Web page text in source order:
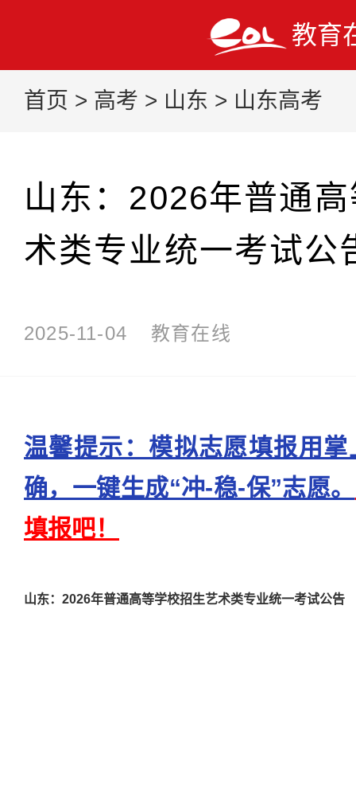
教育
首页 > 高考 > 山东 > 山东高考
山东：2026年普通
术类专业统一考试公
2025-11-04 教育在线
温馨提示：模拟志愿填报用
确，一键生成“冲-稳-保”志愿。
填报吧！
山东：2026年普通高等学校招生艺术类专业统一考试公告